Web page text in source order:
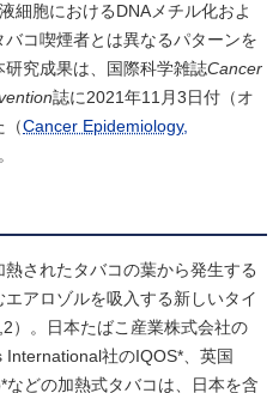
細胞におけるDNAメチル化およ
コ喫煙者とは異なるパターンを
究成果は、国際科学雑誌Cancer
誌に2021年11月3日付（オ
（Cancer Epidemiology,
されたタバコの葉から発生する
アロゾルを吸入する新しいタイ
）。日本たばこ産業株式会社の
社のIQOS*、英国
どの加熱式タバコは、日本を含